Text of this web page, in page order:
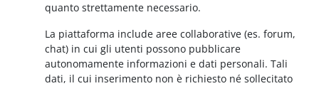
quanto strettamente necessario.
La piattaforma include aree collaborative (es. forum,
chat) in cui gli utenti possono pubblicare
autonomamente informazioni e dati personali. Tali
dati, il cui inserimento non è richiesto né sollecitato